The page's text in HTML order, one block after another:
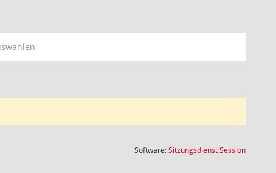
Software:SitzungsdienstSession(Wird in